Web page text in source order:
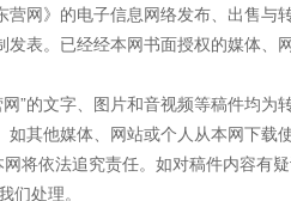
网》的电子信息网络发布、出售与
表。已经经本网书面授权的媒体、
”的文字、图片和音视频等稿件均为
其他媒体、网站或个人从本网下载
将依法追究责任。如对稿件内容有
处理。